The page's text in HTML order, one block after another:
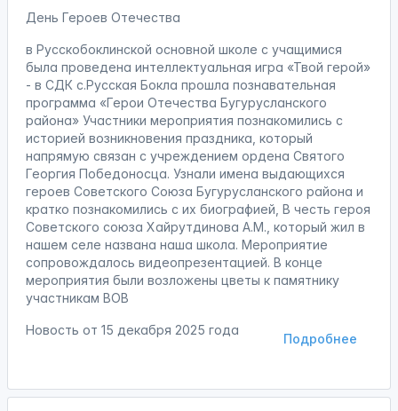
День Героев Отечества
в Русскобоклинской основной школе с учащимися
была проведена интеллектуальная игра «Твой герой»
- в СДК с.Русская Бокла прошла познавательная
программа «Герои Отечества Бугурусланского
района» Участники мероприятия познакомились с
историей возникновения праздника, который
напрямую связан с учреждением ордена Святого
Георгия Победоносца. Узнали имена выдающихся
героев Советского Союза Бугурусланского района и
кратко познакомились с их биографией, В честь героя
Советского союза Хайрутдинова А.М., который жил в
нашем селе названа наша школа. Мероприятие
сопровождалось видеопрезентацией. В конце
мероприятия были возложены цветы к памятнику
участникам ВОВ
Подробнее
Новость от 15 декабря 2025 года